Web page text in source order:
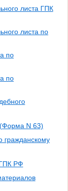
листа ГПК
листа по
по
по
(Форма N 63)
гражданскому
РФ